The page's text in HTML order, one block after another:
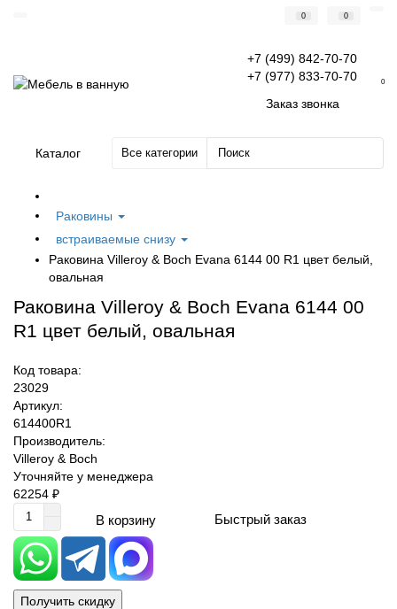
0 0
+7 (499) 842-70-70
+7 (977) 833-70-70
Заказ звонка
0
Каталог Все категории
Раковины
встраиваемые снизу
Раковина Villeroy & Boch Evana 6144 00 R1 цвет белый,
овальная
Раковина Villeroy & Boch Evana 6144 00
R1 цвет белый, овальная
Код товара:
23029
Артикул:
614400R1
Производитель:
Villeroy & Boch
Уточняйте у менеджера
62254 ₽
В корзину Быстрый заказ
Получить скидку